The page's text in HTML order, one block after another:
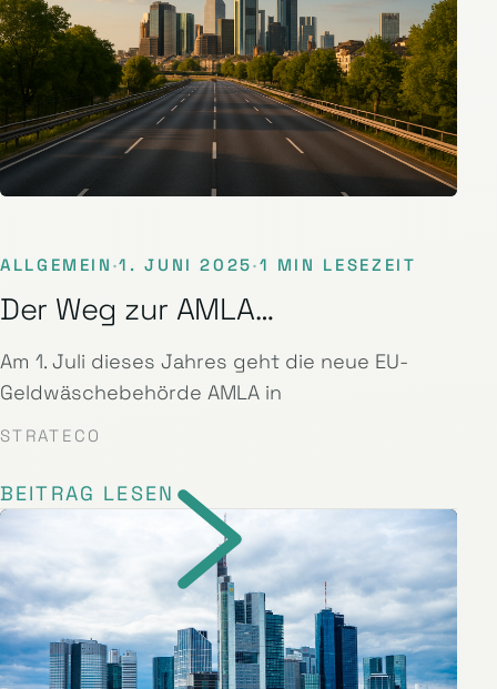
ALLGEMEIN ·1. JUNI 2025·1 MIN LESEZEIT
Der Weg zur AMLA…
Am 1. Juli dieses Jahres geht die neue EU-
Geldwäschebehörde AMLA in
STRATECO
BEITRAG LESEN